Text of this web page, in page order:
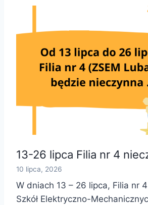
13-26 lipca Filia nr 4
10 lipca, 2026
W dniach 13 – 26 lipca, Filia nr
Szkół Elektryczno-